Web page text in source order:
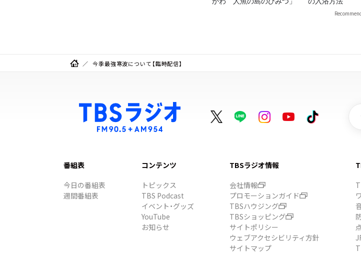
今季最強寒波について【臨時配信】
番組表
今日の番組表
週間番組表
コンテンツ
トピックス
TBS Podcast
イベント・グッズ
YouTube
お知らせ
TBSラジオ情報
会社情報
プロモーションガイド
TBSハウジング
TBSショッピング
サイトポリシー
ウェブアクセシビリティ方針
サイトマップ